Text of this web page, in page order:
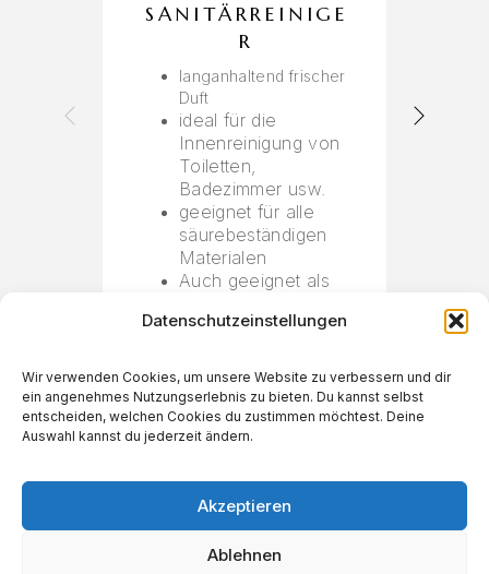
Datenschutzeinstellungen
Wir verwenden Cookies, um unsere Website zu verbessern und dir
ein angenehmes Nutzungserlebnis zu bieten. Du kannst selbst
entscheiden, welchen Cookies du zustimmen möchtest. Deine
Auswahl kannst du jederzeit ändern.
Akzeptieren
Ablehnen
SANITÄRREINIGE
R
langanhaltend frischer
Duft
ideal für die
Innenreinigung von
Toiletten,
Badezimmer usw.
geeignet für alle
säurebeständigen
Materialen
Auch geeignet als
aufIndustrieböden
€35,99